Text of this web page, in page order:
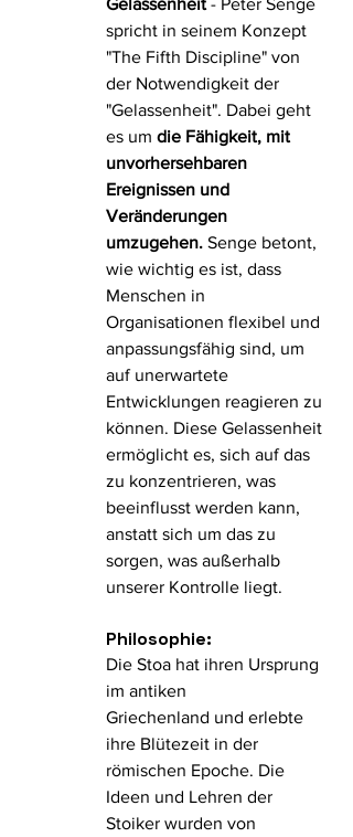
spricht in seinem Konzept
"The Fifth Discipline" von
der Notwendigkeit der
"Gelassenheit". Dabei geht
es um die Fähigkeit, mit
unvorhersehbaren
Ereignissen und
Veränderungen
umzugehen. Senge betont,
wie wichtig es ist, dass
Menschen in
Organisationen flexibel und
anpassungsfähig sind, um
auf unerwartete
Entwicklungen reagieren zu
können. Diese Gelassenheit
ermöglicht es, sich auf das
zu konzentrieren, was
beeinflusst werden kann,
anstatt sich um das zu
sorgen, was außerhalb
unserer Kontrolle liegt.
Philosophie:
Die Stoa hat ihren Ursprung
im antiken
Griechenland und erlebte
ihre Blütezeit in der
römischen Epoche. Die
Ideen und Lehren der
Stoiker wurden von